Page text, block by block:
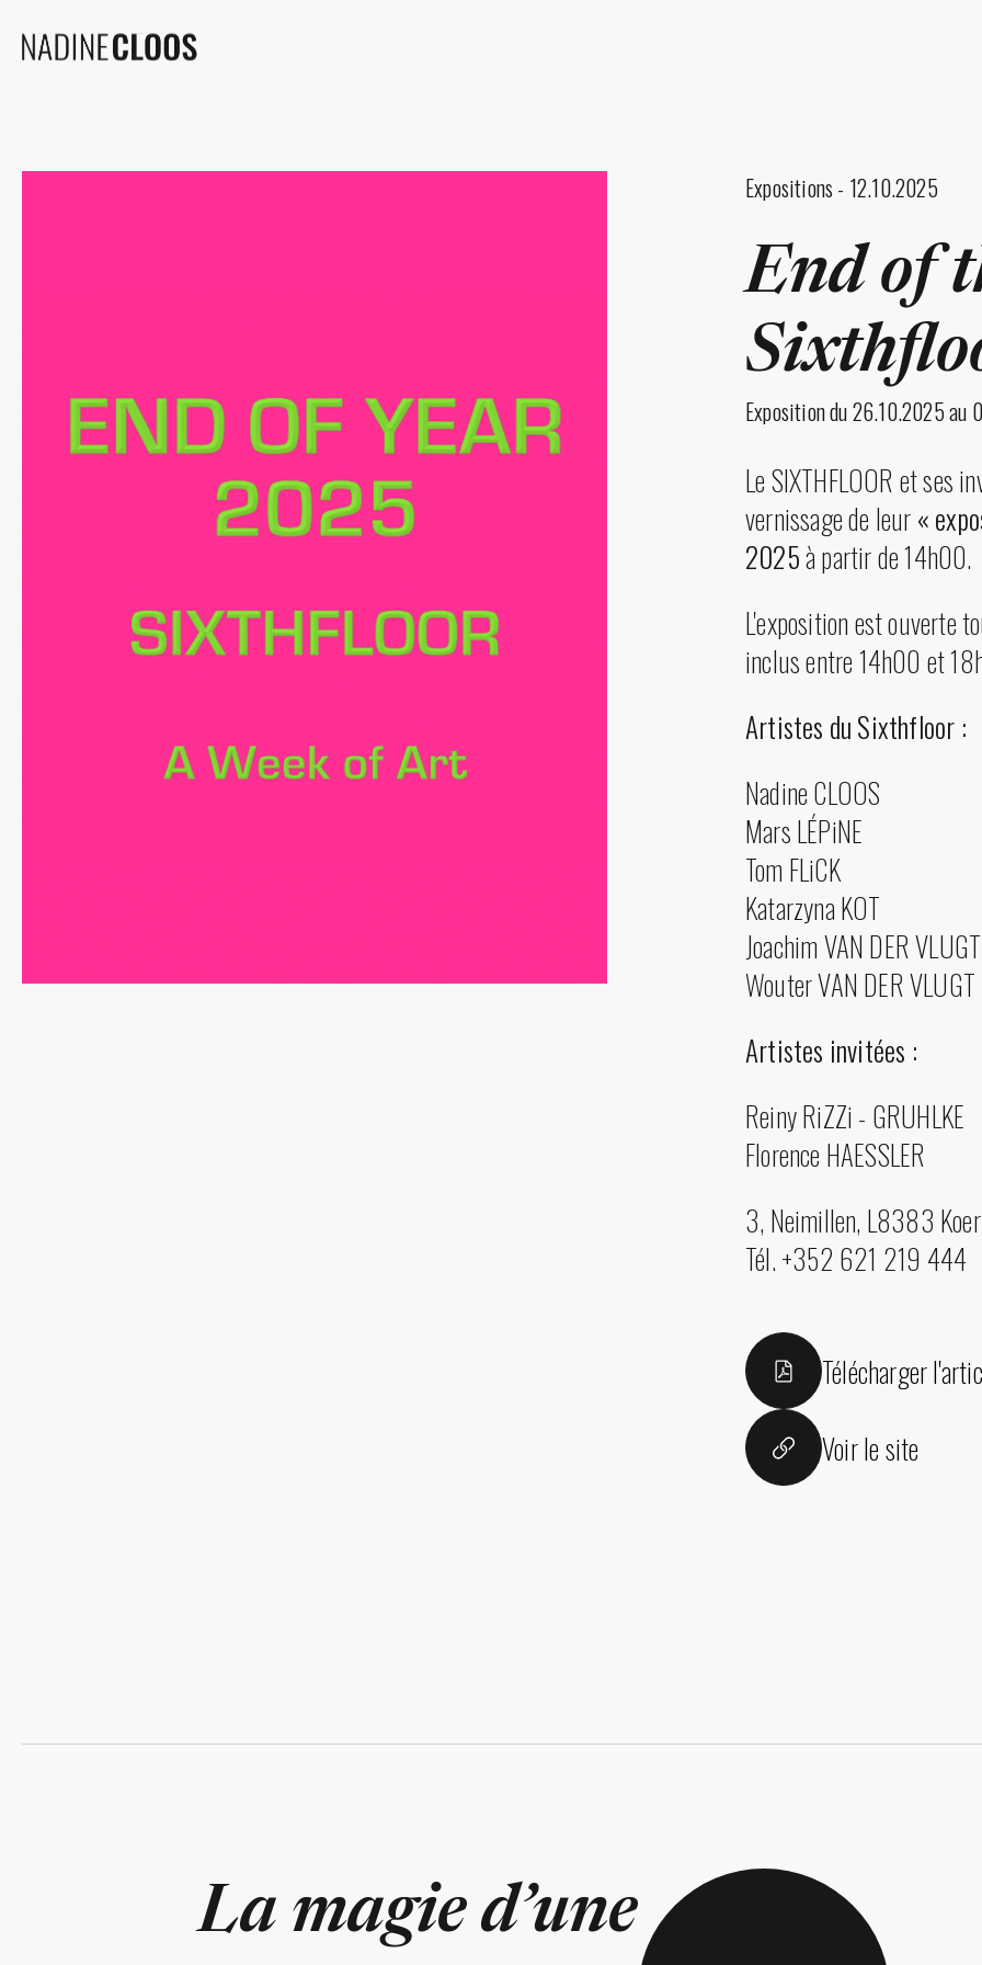
Expositions - 12.10.2025
End of
Exposition du 26.10.2025 au
Le SIXTHFLOOR et ses
vernissage de leur«
2025à partir de 14h00.
L'exposition est ouverte
inclus entre 14h00 et
Artistes du Sixthfloor :
Nadine CLOOS
Mars LÉPiNE
Tom FLiCK
Katarzyna KOT
Joachim VAN DER VLUGT
Wouter VAN DER VLUGT
Artistes invitées :
Reiny RiZZi - GRUHLKE
Florence HAESSLER
3, Neimillen, L8383
Tél. +352 621 219 444
Télécharger
Voir le site
La magie d’une